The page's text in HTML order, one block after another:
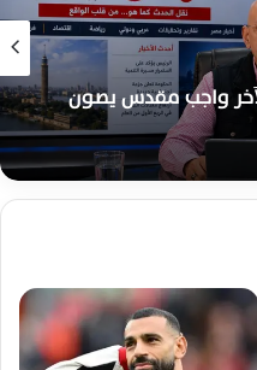
واجب مقدس يصون